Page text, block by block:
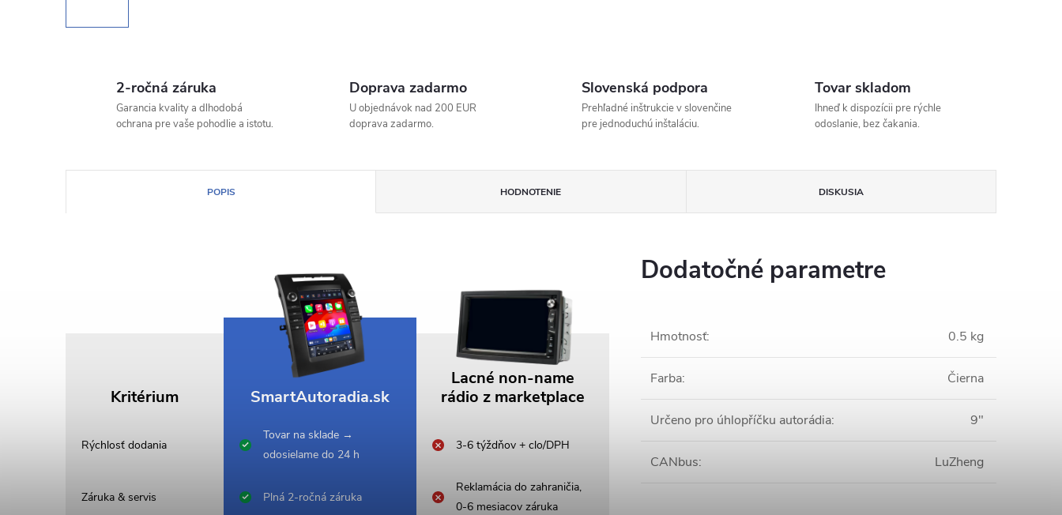
2-ročná záruka
Garancia kvality a dlhodobá
ochrana pre vaše pohodlie a istotu.
Doprava zadarmo
U objednávok nad 200 EUR
doprava zadarmo.
Slovenská podpora
Prehľadné inštrukcie v slovenčine
pre jednoduchú inštaláciu.
Tovar skladom
Ihneď k dispozícii pre rýchle
odoslanie, bez čakania.
POPIS HODNOTENIE DISKUSIA
Kritérium SmartAutoradia.sk
Lacné non-name
rádio z marketplace
Rýchlosť dodania
Tovar na sklade →
odosielame do 24 h
3-6 týždňov + clo/DPH
Záruka & servis Plná 2-ročná záruka
Reklamácia do zahraničia,
0-6 mesiacov záruka
Dodatočné parametre
Hmotnosť: 0.5 kg
Farba: Čierna
Určeno pro úhlopříčku autorádia: 9"
CANbus: LuZheng